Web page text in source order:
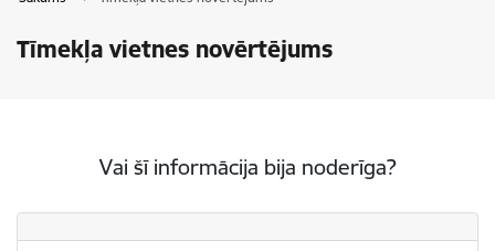
Tīmekļa vietnes novērtējums
Vai šī informācija bija noderīga?
Vai šī informācija bija noderīga?